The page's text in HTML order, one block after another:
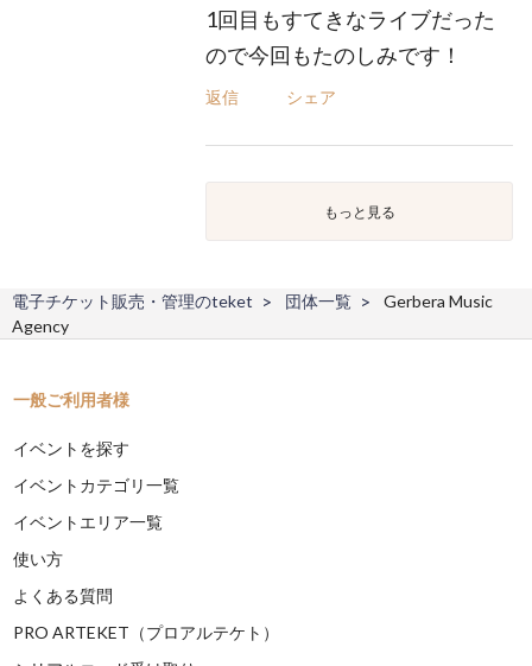
1回目もすてきなライブだった
ので今回もたのしみです！
返信 シェア
もっと見る
電子チケット販売・管理のteket 団体一覧
Gerbera Music
Agency
一般ご利用者様
イベントを探す
イベントカテゴリ一覧
イベントエリア一覧
使い方
よくある質問
PRO ARTEKET（プロアルテケト）